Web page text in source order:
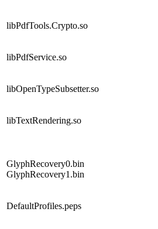
libPdfTools.Crypto.so
libPdfService.so
libOpenTypeSubsetter.so
libTextRendering.so
GlyphRecovery0.bin
GlyphRecovery1.bin
DefaultProfiles.peps